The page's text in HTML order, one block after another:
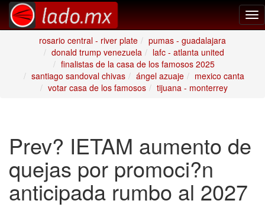
rosario central - river plate
pumas - guadalajara
donald trump venezuela
lafc - atlanta united
finalistas de la casa de los famosos 2025
santiago sandoval chivas
ángel azuaje
mexico canta
votar casa de los famosos
tijuana - monterrey
Prev? IETAM aumento de
quejas por promoci?n
anticipada rumbo al 2027